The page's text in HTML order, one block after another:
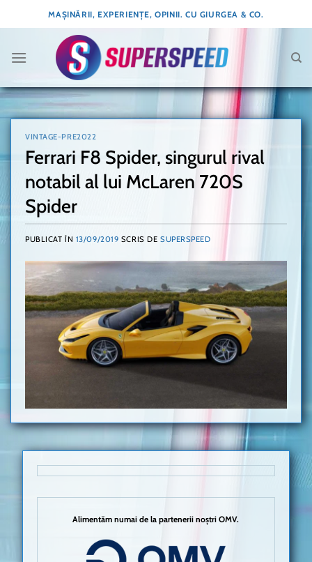
to
MAȘINĂRII, EXPERIENȚE, OPINII. CU GIURGEA & CO.
VINTAGE-PRE2022
Ferrari F8 Spider, singurul rival
notabil al lui McLaren 720S
Spider
PUBLICAT ÎN 13/09/2019 SCRIS DE SUPERSPEED
Alimentăm numai de la partenerii noștri OMV.